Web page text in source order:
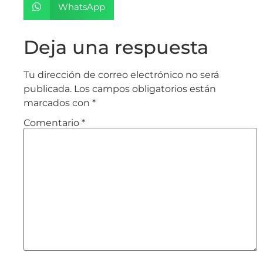
WhatsApp
Deja una respuesta
Tu dirección de correo electrónico no será
publicada. Los campos obligatorios están
marcados con *
Comentario *